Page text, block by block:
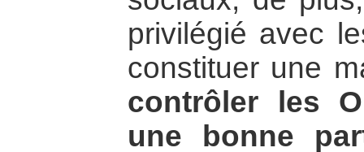
privilégié avec
constituer une
contrôler les
une bonne